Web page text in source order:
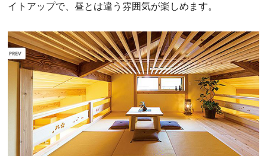
イトアップで、昼とは違う雰囲気が楽しめます。